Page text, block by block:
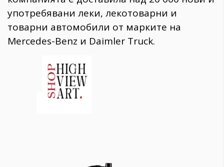
употребявани леки, лекотоварни и
товарни автомобили от марките на
Mercedes-Benz и Daimler Truck.